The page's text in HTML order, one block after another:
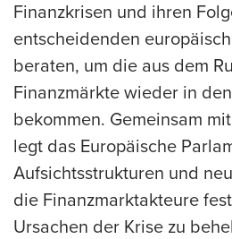
Finanzkrisen und ihren
entscheidenden
beraten, um die aus dem
Finanzmärkte wieder in
bekommen. Gemeinsam
legt das Europäische
Aufsichtsstrukturen und
die Finanzmarktakteure
Ursachen der Krise zu